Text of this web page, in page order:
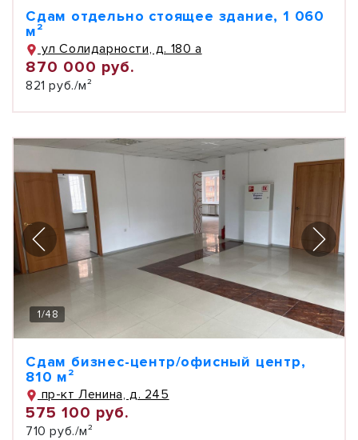
Сдам отдельно стоящее здание, 1 060
м²
ул Солидарности, д. 180 а
870 000 руб.
821 руб./м²
1/48
Сдам бизнес-центр/офисный центр,
810 м²
пр-кт Ленина, д. 245
575 100 руб.
710 руб./м²